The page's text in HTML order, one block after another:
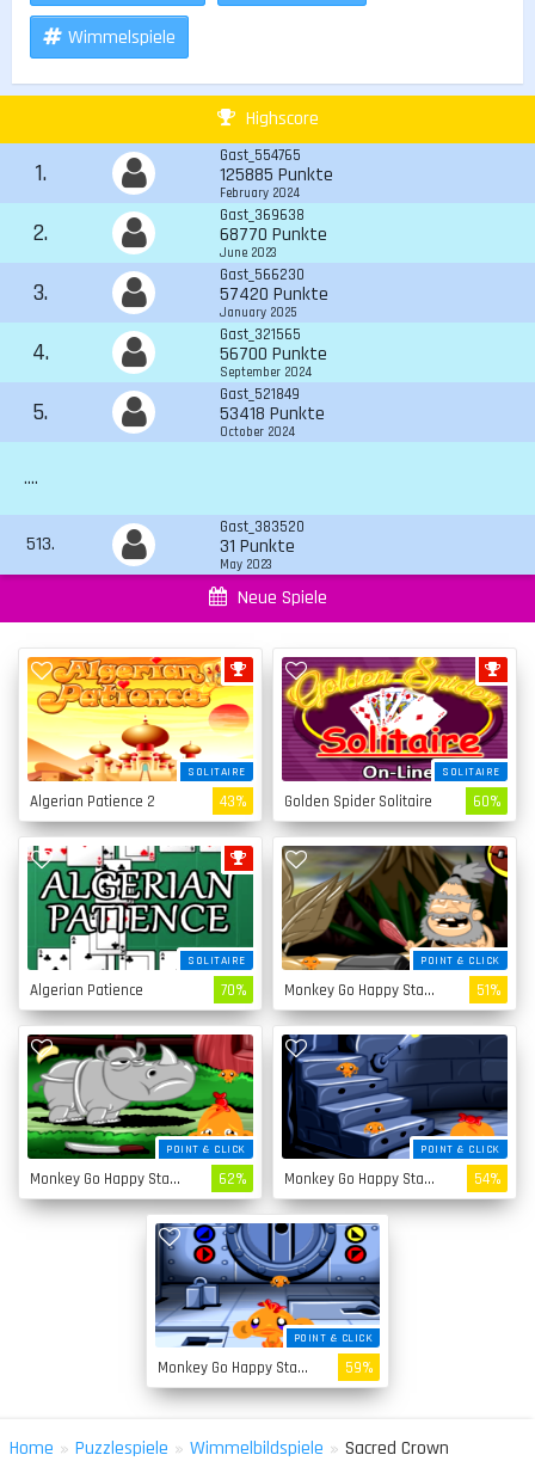
Wimmelspiele
Highscore
1.
Gast_554765
125885 Punkte
February 2024
2.
Gast_369638
68770 Punkte
June 2023
3.
Gast_566230
57420 Punkte
January 2025
4.
Gast_321565
56700 Punkte
September 2024
5.
Gast_521849
53418 Punkte
October 2024
....
513.
Gast_383520
31 Punkte
May 2023
Neue Spiele
SOLITAIRE
Algerian Patience 2 43%
SOLITAIRE
Golden Spider Solitaire 60%
SOLITAIRE
Algerian Patience 70%
POINT & CLICK
Monkey Go Happy Stage 4 51%
POINT & CLICK
Monkey Go Happy Stage 3 62%
POINT & CLICK
Monkey Go Happy Stage 2 54%
POINT & CLICK
Monkey Go Happy Stage 1 59%
Home » Puzzlespiele » Wimmelbildspiele » Sacred Crown